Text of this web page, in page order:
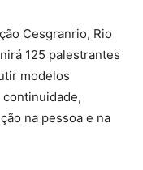
Cesgranrio, Rio
125 palestrantes
modelos
na pessoa e na